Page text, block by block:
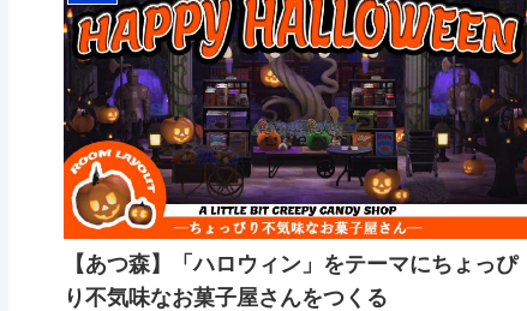
【あつ森】「ハロウィン」をテーマにちょっぴ
り不気味なお菓子屋さんをつくる